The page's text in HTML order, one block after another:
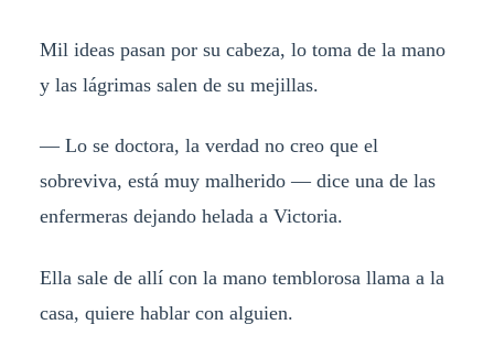
Mil ideas pasan por su cabeza, lo toma de la mano
y las lágrimas salen de su mejillas.
— Lo se doctora, la verdad no creo que el
sobreviva, está muy malherido — dice una de las
enfermeras dejando helada a Victoria.
Ella sale de allí con la mano temblorosa llama a la
casa, quiere hablar con alguien.